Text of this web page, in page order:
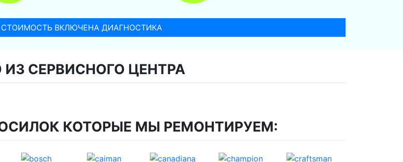
СТОИМОСТЬ ВКЛЮЧЕНА ДИАГНОСТИКА
СЕРВИСНОГО ЦЕНТРА
КОТОРЫЕ МЫ РЕМОНТИРУЕМ: